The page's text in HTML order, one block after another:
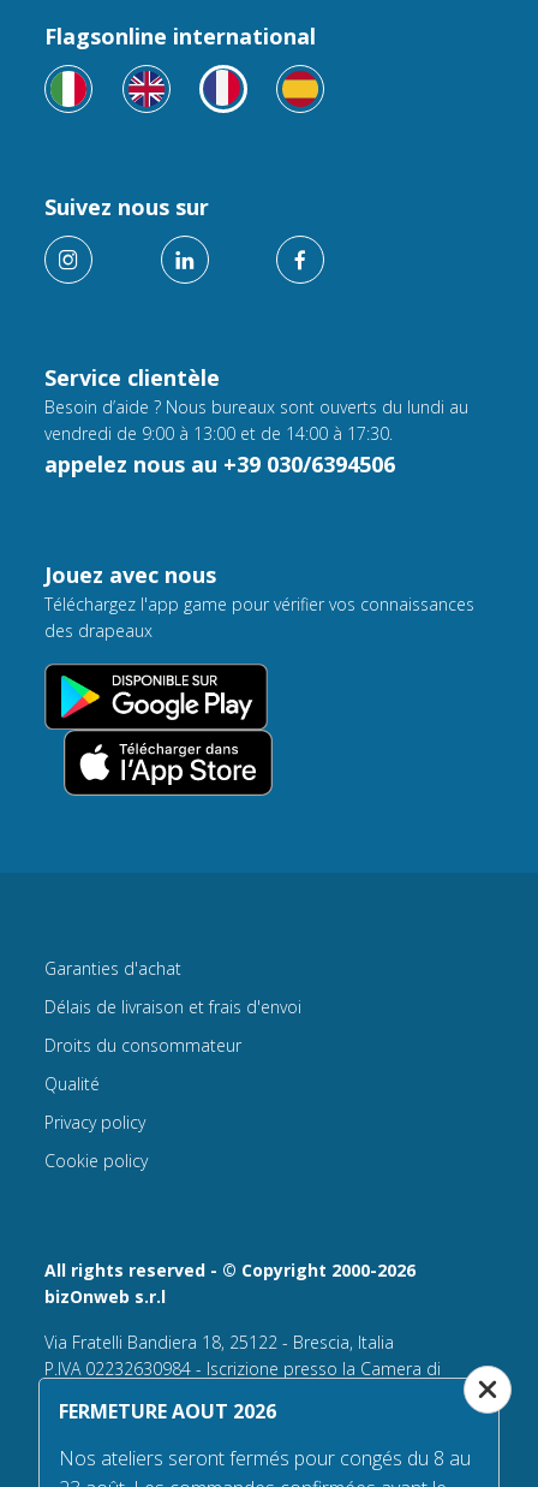
Service clientèle
Besoin d’aide ? Nous bureaux sont ouverts du lundi au
vendredi de 9:00 à 13:00 et de 14:00 à 17:30.
appelez nous au +39 030/6394506
Flagsonline international
Suivez nous sur
Jouez avec nous
Téléchargez l'app game pour vérifier vos connaissances
des drapeaux
All rights reserved - © Copyright 2000-2026
bizOnweb s.r.l
Via Fratelli Bandiera 18, 25122 - Brescia, Italia
P.IVA 02232630984 - Iscrizione presso la Camera di
n° REA 432569 Capitale sociale versato Euro 25.000,00.
Tel +39.030 6394506
Garanties d'achat
Délais de livraison et frais d'envoi
Droits du consommateur
Qualité
Privacy policy
Cookie policy
FERMETURE AOUT 2026
Nos ateliers seront fermés pour congés du 8 au